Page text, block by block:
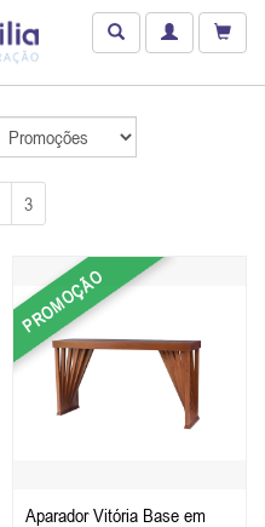
3
PROMOÇÃO
Aparador Vitória Base em